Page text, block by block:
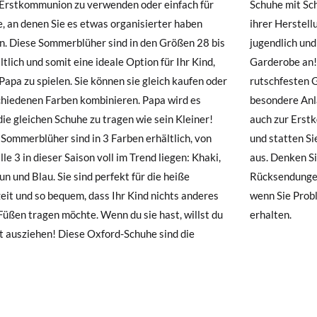
zu verwenden oder einfach für
an denen Sie es etwas organisierter haben
Diese Sommerblüher sind in den Größen 28 bis
und somit eine ideale Option für Ihr Kind,
zu spielen. Sie können sie gleich kaufen oder
Farben kombinieren. Papa wird es
gleichen Schuhe zu tragen wie sein Kleiner!
sind in 3 Farben erhältlich, von
3 in dieser Saison voll im Trend liegen: Khaki,
und Blau. Sie sind perfekt für die heiße
und so bequem, dass Ihr Kind nichts anderes
tragen möchte. Wenn du sie hast, willst du
ausziehen! Diese Oxford-Schuhe sind die
Schnürsenkeln immer sehr seriös sind. Dank
aus sackähnlichem Material wirken sie
und modern. Sie passen sich allen Arten von
an! Sie bestehen aus Stoff mit einer
Gummisohle und eignen sich perfekt für
Anlässe, die im Sommer häufig vorkommen,
Erstkommunion. Überlegen Sie nicht zweimal
Sie Ihren Kleinen mit den coolsten Bluchern
Sie daran, dass Versand, Änderungen und
in Pisamonas immer kostenlos sind,
Probleme mit der Größe haben, wenn Sie sie
erhalten.
Schuhe ankommen und nicht ganz Ihren Vorstellungen
beantragen.
ein Kundenkonto haben, loggen Sie sich einfach ein, um den
Sie bitte unsereRuecksendungund geben Sie Ihre
ein. Ein Rücksendeetikett wird Ihnen dann automatisch an Ihr
Artikel umzutauschen, senden Sie bitte Ihr ursprüngliches Paar
einer Postfiliale zurück und geben Sie eine neue Bestellung für
Stil auf.
28 29 30 31 32 33 34 36 37 38
18,0 18,7 19,3 20,0 20,6 21,2 21,8 23 23,5